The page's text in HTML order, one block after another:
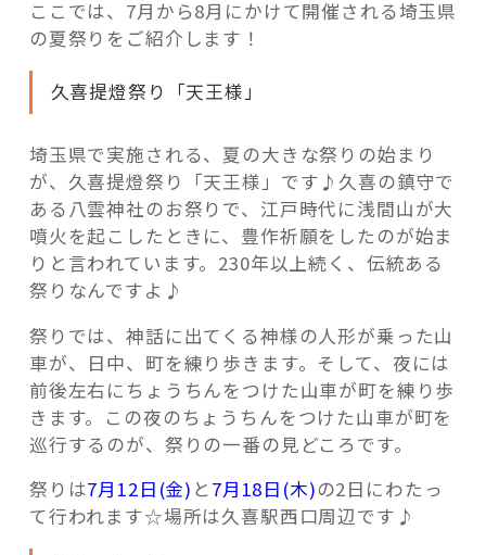
ここでは、7月から8月にかけて開催される埼玉県
の夏祭りをご紹介します！
久喜提燈祭り「天王様」
埼玉県で実施される、夏の大きな祭りの始まり
が、久喜提燈祭り「天王様」です♪久喜の鎮守で
ある八雲神社のお祭りで、江戸時代に浅間山が大
噴火を起こしたときに、豊作祈願をしたのが始ま
りと言われています。230年以上続く、伝統ある
祭りなんですよ♪
祭りでは、神話に出てくる神様の人形が乗った山
車が、日中、町を練り歩きます。そして、夜には
前後左右にちょうちんをつけた山車が町を練り歩
きます。この夜のちょうちんをつけた山車が町を
巡行するのが、祭りの一番の見どころです。
祭りは7月12日(金) と7月18日(木)の2日にわたっ
て行われます☆場所は久喜駅西口周辺です♪